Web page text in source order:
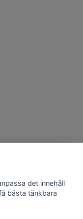
det innehåll
bästa tänkbara